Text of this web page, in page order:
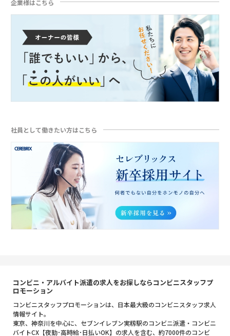
企業様はこちら
社員として働きたい方はこちら
コンビニ・アルバイト派遣の求人をお探しならコンビニスタッフプ
ロモーション
コンビニスタッフプロモーションは、日本最大級のコンビニスタッフ求人
情報サイト。
東京、神奈川を中心に、セブンイレブン実籾駅のコンビニ派遣・コンビニ
バイトCX【夜勤･高時給･日払いOK】の求人を含む、約7000件のコンビ